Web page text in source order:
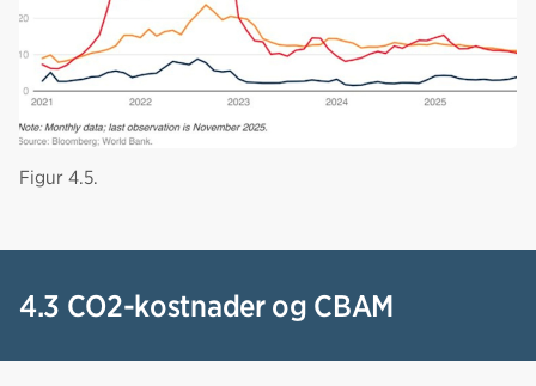
Figur 4.5.
4.3 CO2-kostnader og CBAM